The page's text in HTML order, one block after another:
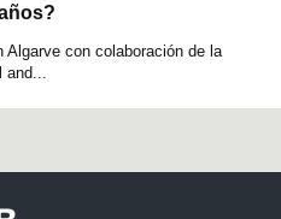
Algarve con colaboración de la